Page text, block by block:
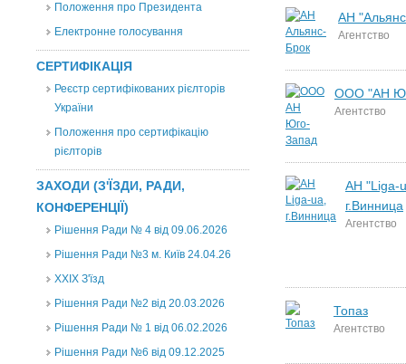
Положення про Президента
Електронне голосування
СЕРТИФІКАЦІЯ
Реєстр сертифікованих рієлторів
України
Положення про сертифікацію
рієлторів
ЗАХОДИ (З'ЇЗДИ, РАДИ,
КОНФЕРЕНЦІЇ)
Рішення Ради № 4 від 09.06.2026
Рішення Ради №3 м. Київ 24.04.26
XXІХ З'їзд
Рішення Ради №2 від 20.03.2026
Рішення Ради № 1 від 06.02.2026
Рішення Ради №6 від 09.12.2025
АН
Агентство
ООО "АН
Агентство
АН "Liga-
г.Винница
Агентство
Топаз
Агентство